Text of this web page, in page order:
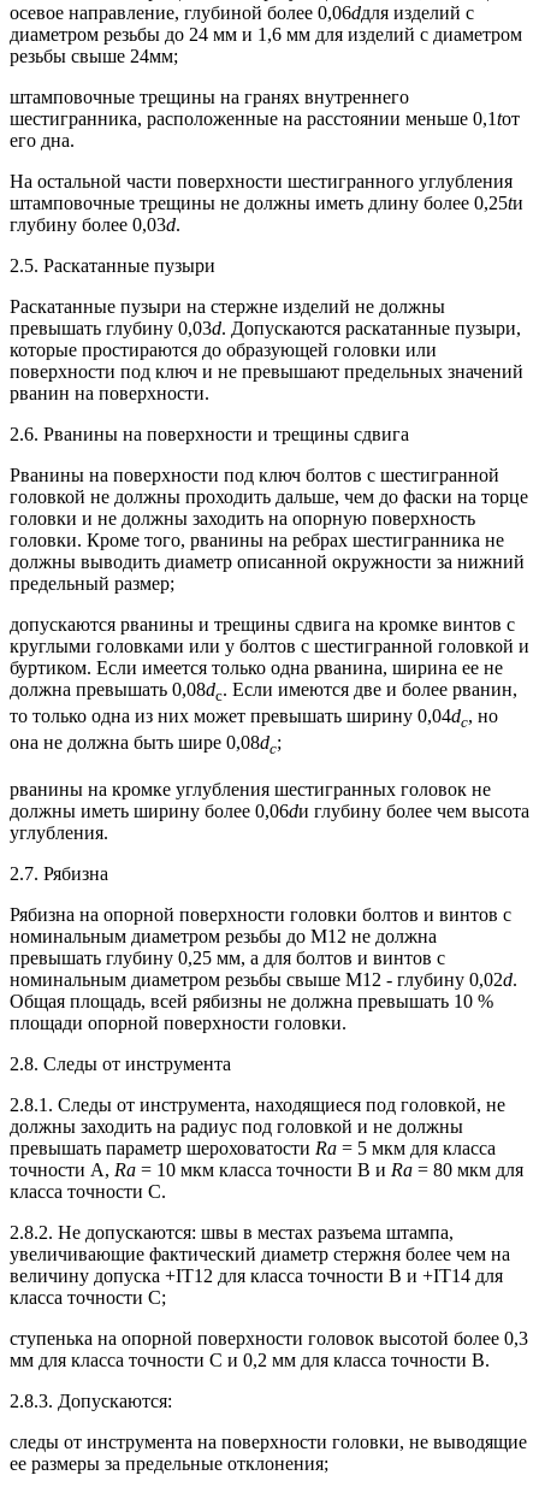
осевое направление, глубиной более 0,06dдля изделий с
диаметром резьбы до 24 мм и 1,6 мм для изделий с диаметром
резьбы свыше 24мм;
штамповочные трещины на гранях внутреннего
шестигранника, расположенные на расстоянии меньше 0,1tот
его дна.
На остальной части поверхности шестигранного углубления
штамповочные трещины не должны иметь длину более 0,25tи
глубину более 0,03d.
2.5. Раскатанные пузыри
Раскатанные пузыри на стержне изделий не должны
превышать глубину 0,03d. Допускаются раскатанные пузыри,
которые простираются до образующей головки или
поверхности под ключ и не превышают предельных значений
рванин на поверхности.
2.6. Рванины на поверхности и трещины сдвига
Рванины на поверхности под ключ болтов с шестигранной
головкой не должны проходить дальше, чем до фаски на торце
головки и не должны заходить на опорную поверхность
головки. Кроме того, рванины на ребрах шестигранника не
должны выводить диаметр описанной окружности за нижний
предельный размер;
допускаются рванины и трещины сдвига на кромке винтов с
круглыми головками или у болтов с шестигранной головкой и
буртиком. Если имеется только одна рванина, ширина ее не
должна превышать 0,08dс. Если имеются две и более рванин,
то только одна из них может превышать ширину 0,04dc, но
она не должна быть шире 0,08dc;
рванины на кромке углубления шестигранных головок не
должны иметь ширину более 0,06dи глубину более чем высота
углубления.
2.7. Рябизна
Рябизна на опорной поверхности головки болтов и винтов с
номинальным диаметром резьбы до М12 не должна
превышать глубину 0,25 мм, а для болтов и винтов с
номинальным диаметром резьбы свыше М12 - глубину 0,02d.
Общая площадь, всей рябизны не должна превышать 10 %
площади опорной поверхности головки.
2.8. Следы от инструмента
2.8.1. Следы от инструмента, находящиеся под головкой, не
должны заходить на радиус под головкой и не должны
превышать параметр шероховатости Rа = 5 мкм для класса
точности А, Rа = 10 мкм класса точности В и Ra = 80 мкм для
класса точности С.
2.8.2. Не допускаются: швы в местах разъема штампа,
увеличивающие фактический диаметр стержня более чем на
величину допуска +IT12 для класса точности В и +IT14 для
класса точности С;
ступенька на опорной поверхности головок высотой более 0,3
мм для класса точности С и 0,2 мм для класса точности В.
2.8.3. Допускаются:
следы от инструмента на поверхности головки, не выводящие
ее размеры за предельные отклонения;